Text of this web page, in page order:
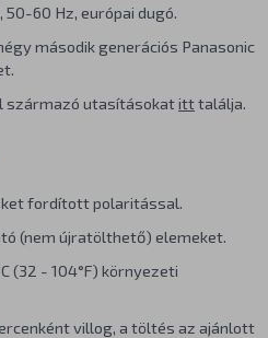
60 Hz, európai dugó.
második generációs Panasonic
származó utasításokatitttalálja.
fordított polaritással.
(nem újratölthető) elemeket.
(32 - 104°F) környezeti
villog, a töltés az ajánlott